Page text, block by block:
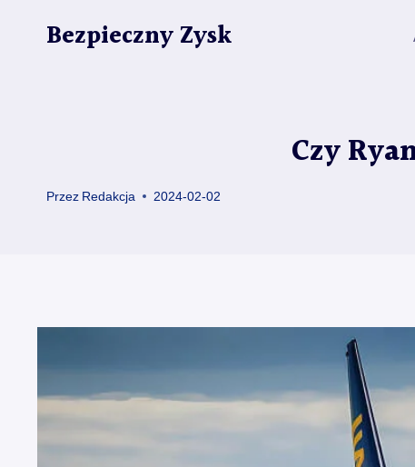
Bezpieczny Zysk
Czy
Przez Redakcja 2024-02-02